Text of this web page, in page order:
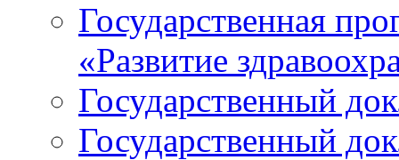
Государственная
«Развитие
Государственный
Государственный